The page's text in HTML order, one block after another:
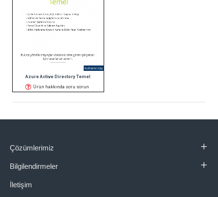
kullanıcı/ay
Azure Active Directory Temel
Ürün hakkında soru sorun
Çözümlerimiz
Bilgilendirmeler
İletişim